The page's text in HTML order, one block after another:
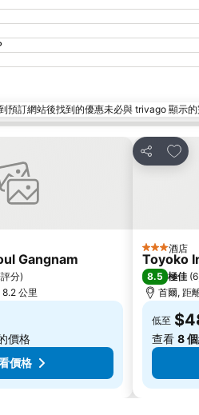
訂網站後找到的優惠未必與 trivago 顯示的
Gangnam
分)
公里
價格
價格
分享
放到
3 星級酒店
Toyoko
8.5 極佳 (
首爾, 距
低至
查看 8